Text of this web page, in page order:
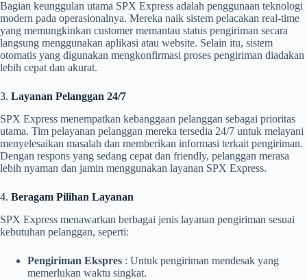
Bagian keunggulan utama SPX Express adalah penggunaan teknologi
modern pada operasionalnya. Mereka naik sistem pelacakan real-time
yang memungkinkan customer memantau status pengiriman secara
langsung menggunakan aplikasi atau website. Selain itu, sistem
otomatis yang digunakan mengkonfirmasi proses pengiriman diadakan
lebih cepat dan akurat.
3. Layanan Pelanggan 24/7
SPX Express menempatkan kebanggaan pelanggan sebagai prioritas
utama. Tim pelayanan pelanggan mereka tersedia 24/7 untuk melayani
menyelesaikan masalah dan memberikan informasi terkait pengiriman.
Dengan respons yang sedang cepat dan friendly, pelanggan merasa
lebih nyaman dan jamin menggunakan layanan SPX Express.
4. Beragam Pilihan Layanan
SPX Express menawarkan berbagai jenis layanan pengiriman sesuai
kebutuhan pelanggan, seperti:
Pengiriman Ekspres : Untuk pengiriman mendesak yang
memerlukan waktu singkat.